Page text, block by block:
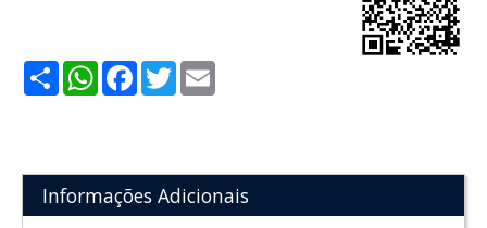
ShareWhatsApp
Facebook
Twitter
Informações Adicionais